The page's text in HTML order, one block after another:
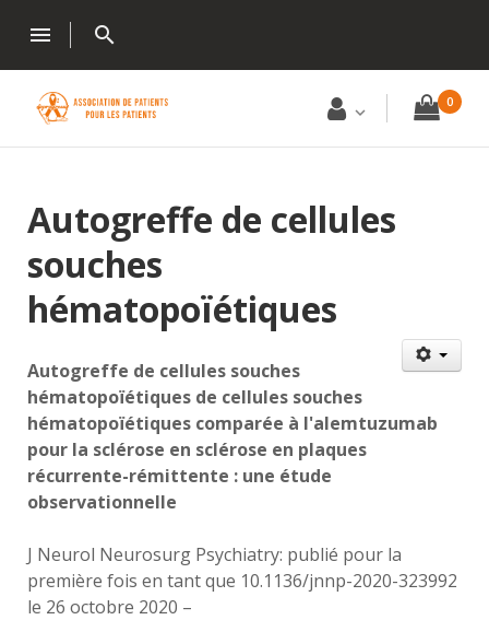
menu search
0
Autogreffe de cellules
souches
hématopoïétiques
Autogreffe de cellules souches
hématopoïétiques de cellules souches
hématopoïétiques comparée à l'alemtuzumab
pour la sclérose en sclérose en plaques
récurrente-rémittente : une étude
observationnelle
J Neurol Neurosurg Psychiatry: publié pour la
première fois en tant que 10.1136/jnnp-2020-323992
le 26 octobre 2020 –